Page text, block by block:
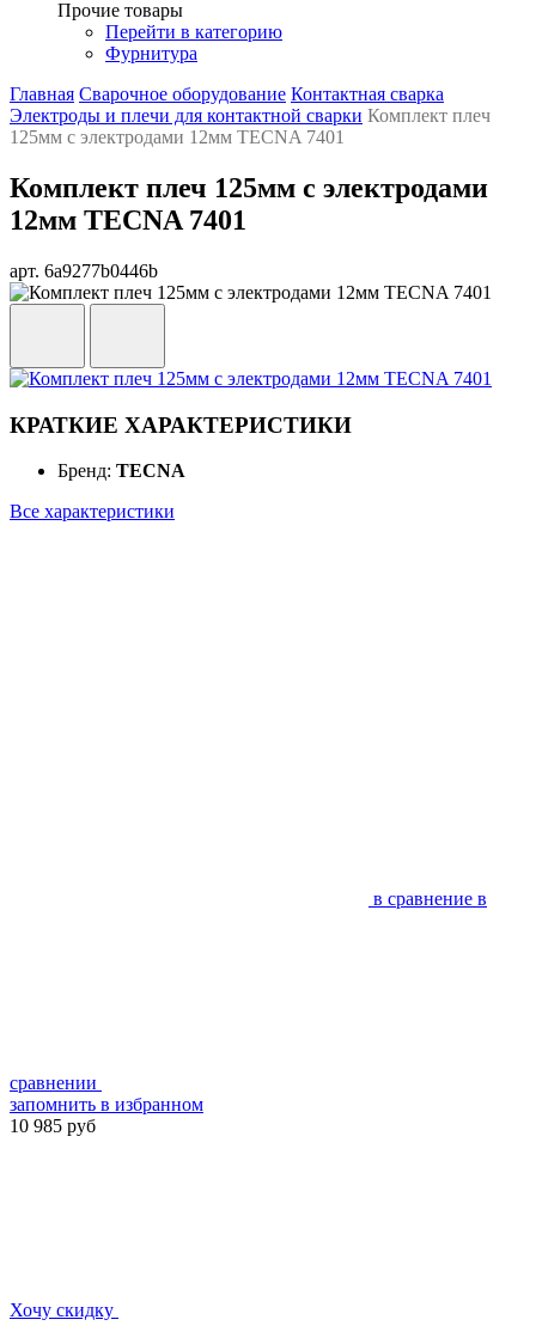
Прочие товары
Перейти в категорию
Фурнитура
Главная Сварочное оборудование Контактная сварка
Электроды и плечи для контактной сварки Комплект плеч
125мм с электродами 12мм TECNA 7401
Комплект плеч 125мм с электродами
12мм TECNA 7401
арт. 6a9277b0446b
КРАТКИЕ ХАРАКТЕРИСТИКИ
Бренд: TECNA
Все характеристики
в сравнение в
сравнении
запомнить в избранном
10 985 руб
Хочу скидку